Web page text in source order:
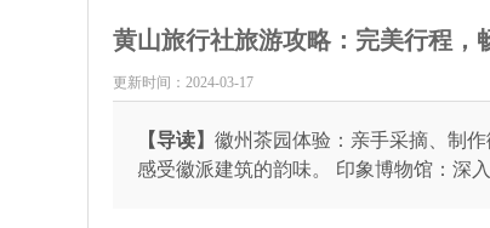
黄山旅行社旅游攻略：完美行程，
更新时间：2024-03-17
【导读】 徽州茶园体验：亲手采摘、制
感受徽派建筑的韵味。 印象博物馆：深